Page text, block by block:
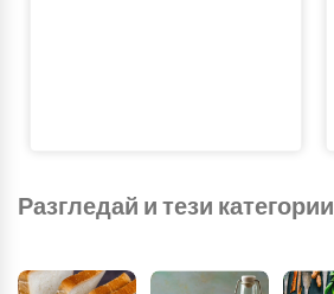
Разгледай и тези категории